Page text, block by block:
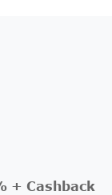
+ Cashback